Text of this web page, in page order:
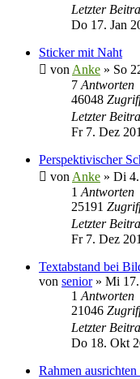
Letzter
Do 17. Jan
Sticker mit Naht
von Anke » So
7 Antworten
46048
Letzter
Fr 7. Dez
Perspektivischer
von Anke » Di
1 Antworten
25191
Letzter
Fr 7. Dez
Textabstand bei
von senior» Mi
1 Antworten
21046
Letzter
Do 18. Okt
Rahmen